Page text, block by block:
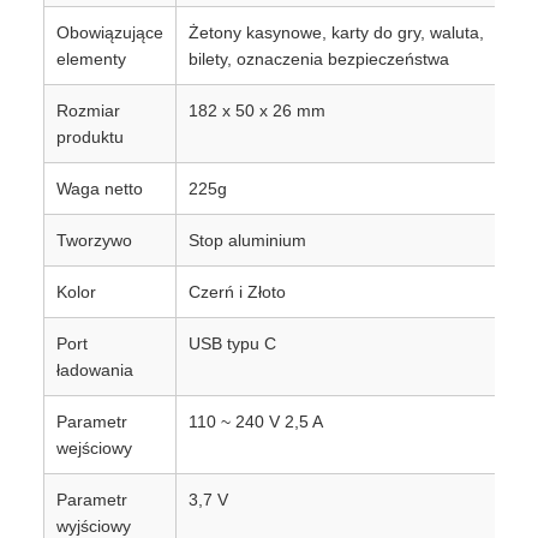
Obowiązujące
elementy
Żetony kasynowe, karty do gry, waluta,
bilety, oznaczenia bezpieczeństwa
Rozmiar
produktu
182 x 50 x 26 mm
Waga netto 225g
Tworzywo Stop aluminium
Kolor Czerń i Złoto
Port
ładowania
USB typu C
Parametr
wejściowy
110 ~ 240 V 2,5 A
Parametr
wyjściowy
3,7 V